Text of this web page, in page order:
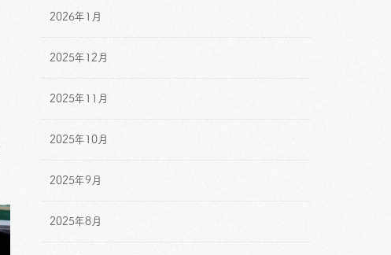
2026年1月
2025年12月
2025年11月
2025年10月
2025年9月
2025年8月